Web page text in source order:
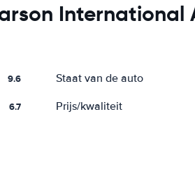
International
9.6 Staat van de auto
6.7 Prijs/kwaliteit